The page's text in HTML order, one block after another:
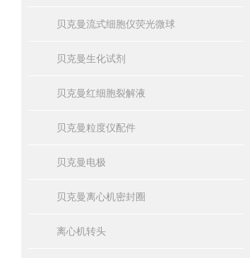
贝克曼流式细胞仪荧光微球
贝克曼生化试剂
贝克曼红细胞裂解液
贝克曼粒度仪配件
贝克曼电极
贝克曼离心机密封圈
离心机转头